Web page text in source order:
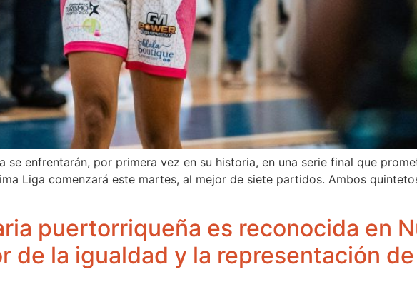
se enfrentarán, por primera vez en su historia, en una serie final que
Liga comenzará este martes, al mejor de siete partidos. Ambos
puertorriqueña es reconocida en
de la igualdad y la representación